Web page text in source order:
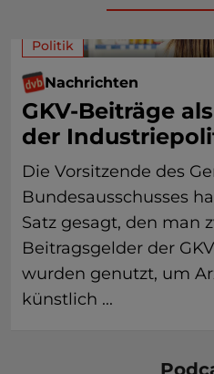
Politik
Nachrichten
GKV-Beiträge
der
Die Vorsitzende des
Bundesausschusses
Satz gesagt, den man
Beitragsgelder der
wurden genutzt, um
künstlich ...